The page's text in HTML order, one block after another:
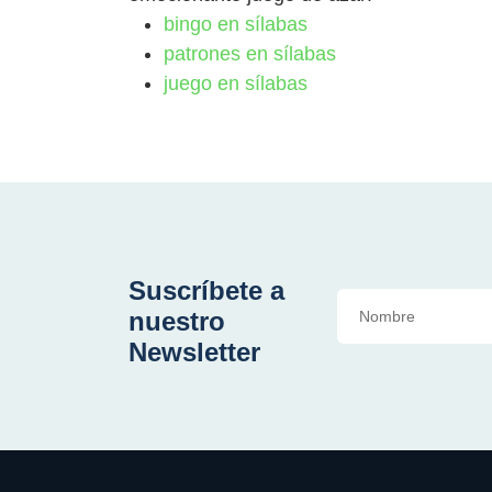
bingo en sílabas
patrones en sílabas
juego en sílabas
Suscríbete a
nuestro
Newsletter